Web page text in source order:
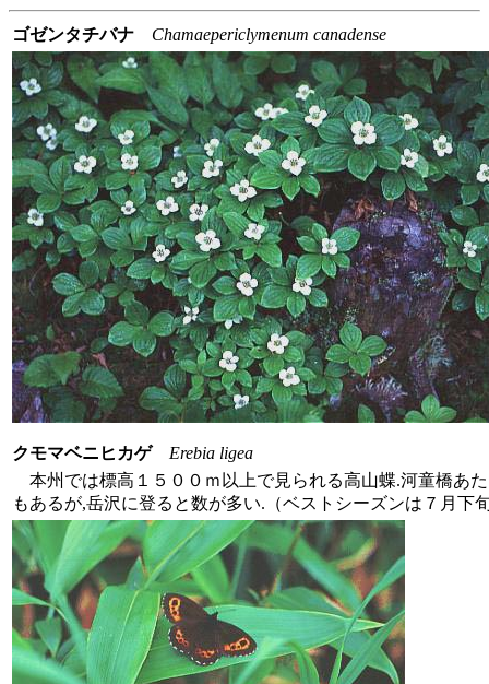
ゴゼンタチバナ Chamaepericlymenum canadense
クモマベニヒカゲ
Erebia ligea
本州では標高１５００ｍ以上で見られる高山蝶.河童橋あ
もあるが,岳沢に登ると数が多い.（ベストシーズンは７月下